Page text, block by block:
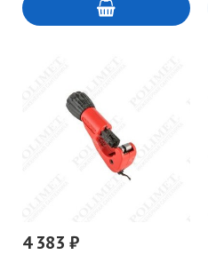
4 383 ₽